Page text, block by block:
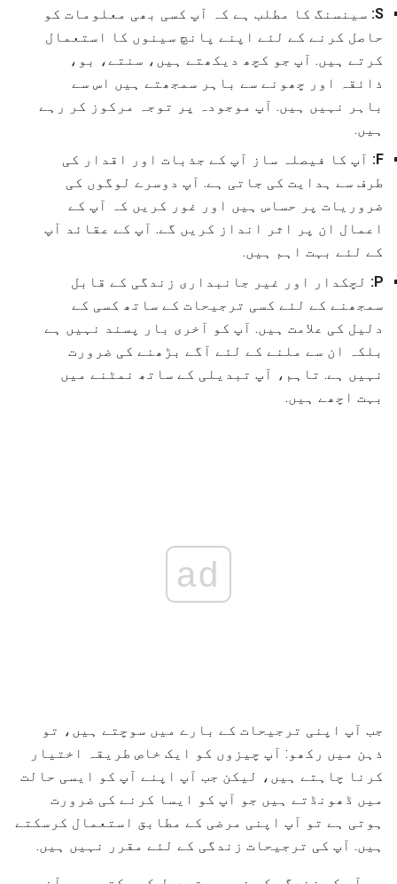
S: سینسنگ کا مطلب ہے کہ آپ کسی بھی معلومات کو
حاصل کرنے کے لئے اپنے پانچ سینوں کا استعمال
کرتے ہیں. آپ جو کچھ دیکھتے ہیں، سنتے، بو،
ذائقہ اور چھونے سے باہر سمجھتے ہیں اس سے
باہر نہیں ہیں. آپ موجودہ پر توجہ مرکوز کر رہے
ہیں.
F:
آپ کا فیصلہ ساز آپ کے جذبات اور اقدار کی
طرف سے ہدایت کی جاتی ہے. آپ دوسرے لوگوں کی
ضروریات پر حساس ہیں اور غور کریں کہ آپ کے
اعمال ان پر اثر انداز کریں گے. آپ کے عقائد آپ
کے لئے بہت اہم ہیں.
P:
لچکدار اور غیر جانبداری زندگی کے قابل
سمجھنے کے لئے کسی ترجیحات کے ساتھ کسی کے
دلیل کی علامت ہیں. آپ کو آخری بار پسند نہیں ہے
بلکہ ان سے ملنے کے لئے آگے بڑھنے کی ضرورت
نہیں ہے. تاہم، آپ تبدیلی کے ساتھ نمٹنے میں
بہت اچھے ہیں.
ad
جب آپ اپنی ترجیحات کے بارے میں سوچتے ہیں، تو
ذہن میں رکھو: آپ چیزوں کو ایک خاص طریقہ اختیار
کرنا چاہتے ہیں، لیکن جب آپ اپنے آپ کو ایسی حالت
میں ڈھونڈتے ہیں جو آپ کو ایسا کرنے کی ضرورت
ہوتی ہے تو آپ اپنی مرضی کے مطابق استعمال کرسکتے
ہیں. آپ کی ترجیحات زندگی کے لئے مقرر نہیں ہیں.